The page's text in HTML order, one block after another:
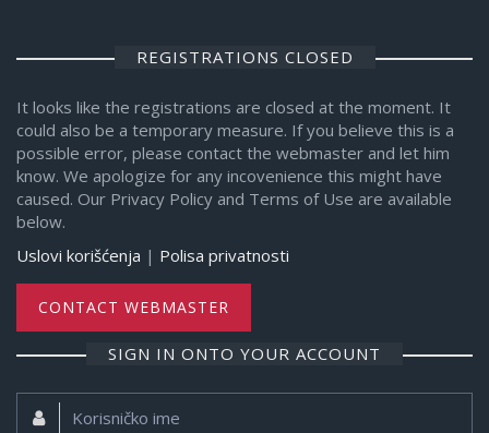
REGISTRATIONS CLOSED
It looks like the registrations are closed at the moment. It
could also be a temporary measure. If you believe this is a
possible error, please contact the webmaster and let him
know. We apologize for any incovenience this might have
caused. Our Privacy Policy and Terms of Use are available
below.
Uslovi korišćenja | Polisa privatnosti
CONTACT WEBMASTER
SIGN IN ONTO YOUR ACCOUNT
Korisničko